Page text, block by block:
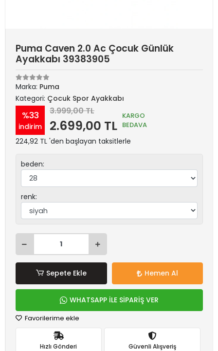
Puma Caven 2.0 Ac Çocuk Günlük
Ayakkabı 39383905
Marka: Puma
Kategori: Çocuk Spor Ayakkabı
%33
indirim
3.999,00 TL
2.699,00 TL
KARGO
BEDAVA
224,92 TL 'den başlayan taksitlerle
beden:
renk:
Sepete Ekle Hemen Al
WHATSAPP İLE SİPARİŞ VER
Favorilerime ekle
Hızlı Gönderi Güvenli Alışveriş